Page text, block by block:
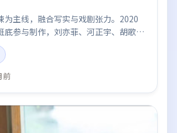
为主线，融合写实与戏剧张力。2020
底参与制作，刘亦菲、河正宇、胡歌、
现细腻表演，影像风格统一，配乐与剪
。
前